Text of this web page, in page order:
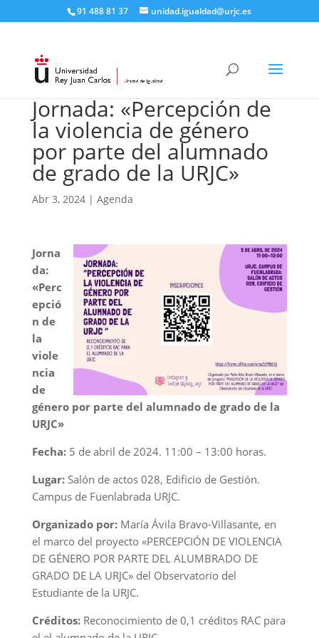
91 488 81 37 unidad.igualdad@urjc.es
Jornada: «Percepción de
la violencia de género
por parte del alumnado
de grado de la URJC»
Abr 3, 2024| Agenda
Jorna
da:
«Perc
epció
n de
la
viole
ncia
de
género por parte del alumnado de grado de la
URJC»
Fecha:5 de abril de 2024. 11:00 – 13:00 horas.
Lugar:Salón de actos 028, Edificio de Gestión.
Campus de Fuenlabrada URJC.
Organizado por:María Ávila Bravo-Villasante, en
el marco del proyecto «PERCEPCIÓN DE VIOLENCIA
DE GÉNERO POR PARTE DEL ALUMBRADO DE
GRADO DE LA URJC» del Observatorio del
Estudiante de la URJC.
Créditos:Reconocimiento de 0,1 créditos RAC para